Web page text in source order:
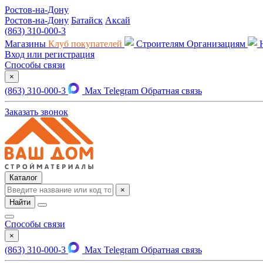
Ростов-на-Дону
Ростов-на-Дону Батайск Аксай
(863) 310-000-3
Магазины Клуб покупателей Строителям Организациям
Вход или регистрация
Способы связи
×
(863) 310-000-3 Max Telegram Обратная связь
Заказать звонок
Каталог
×
Найти
Способы связи
×
(863) 310-000-3 Max Telegram Обратная связь